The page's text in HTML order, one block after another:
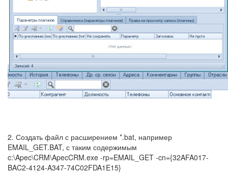
2. Создать файл с расширением *.bat, например
EMAIL_GET.BAT, с таким содержимым
c:\Apec\CRM\ApecCRM.exe -rp=EMAIL_GET -cn={32AFA017-
BAC2-4124-A347-74C02FDA1E15}